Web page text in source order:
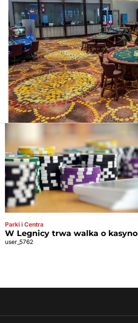
Parki i Centra
W Legnicy trwa walka o kasyno
user_5762